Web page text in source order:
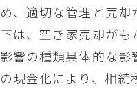
め、適切な管理と売却
下は、空き家売却がも
影響の種類具体的な
の現金化により、相